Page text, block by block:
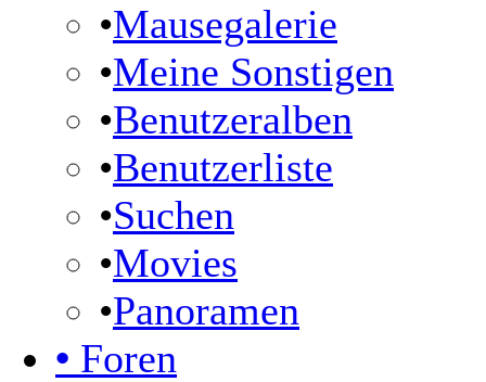
•Mausegalerie
•Meine Sonstigen
•Benutzeralben
•Benutzerliste
•Suchen
•Movies
•Panoramen
• Foren